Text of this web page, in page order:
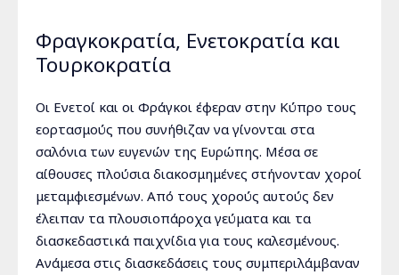
Φραγκοκρατία, Ενετοκρατία και
Τουρκοκρατία
Οι Ενετοί και οι Φράγκοι έφεραν στην Κύπρο τους
εορτασμούς που συνήθιζαν να γίνονται στα
σαλόνια των ευγενών της Ευρώπης. Μέσα σε
αίθουσες πλούσια διακοσμημένες στήνονταν χοροί
μεταμφιεσμένων. Από τους χορούς αυτούς δεν
έλειπαν τα πλουσιοπάροχα γεύματα και τα
διασκεδαστικά παιχνίδια για τους καλεσμένους.
Ανάμεσα στις διασκεδάσεις τους συμπεριλάμβαναν